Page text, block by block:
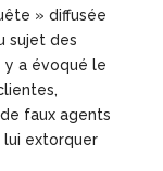
» diffusée
sujet des
y a évoqué le
faux agents
lui extorquer